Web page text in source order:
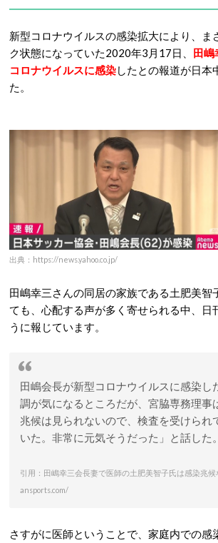
新型コロナウイルスの感染拡大により、ま
ク状態になっていた2020年3月17日、 田嶋
コロナウイルスに感染したとの報道が日本
た。
出典：https://news.yahoo.co.jp/
田嶋幸三さんの同居の家族である土肥美智
ても、心配する声が多く寄せられる中、日
うに報じています。
田嶋会長が新型コロナウイルスに感染し
調が気になるところだが、宮脇専務理事
兆候は見られないので、検査を受けられ
いた。非常に元気そうだった」と話した。
引用：田嶋幸三会長妻で医師の土肥美智子氏は感染兆
ansports.com/
さすがに医師ということで、家庭内での感